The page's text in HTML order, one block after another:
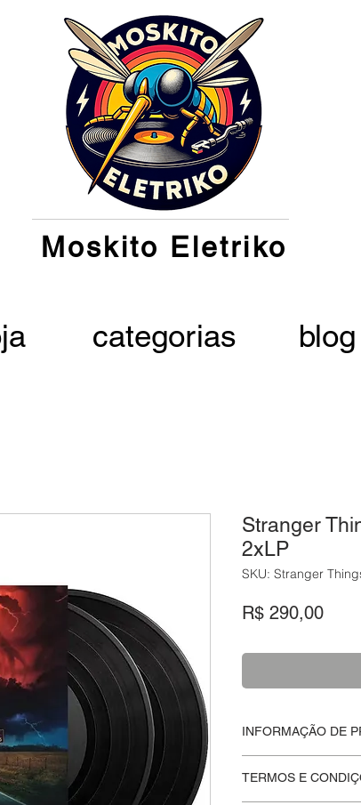
Moskito Eletriko
categorias blog
Stranger
2xLP
SKU: Stranger
R$ 290,00Preço
INFORMAÇÃO DE
soundtrack da1˚
TERMOS E